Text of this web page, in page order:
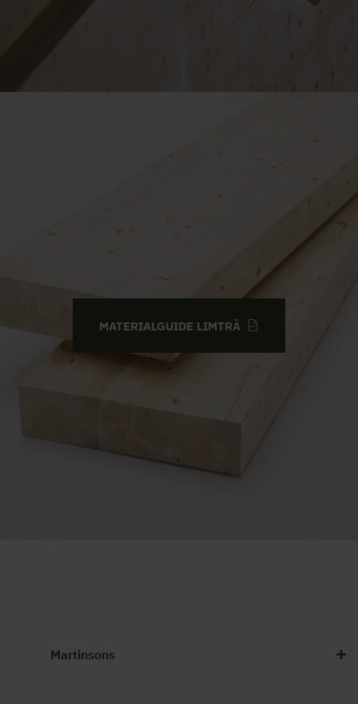
MATERIALGUIDE LIMTRÄ
Martinsons